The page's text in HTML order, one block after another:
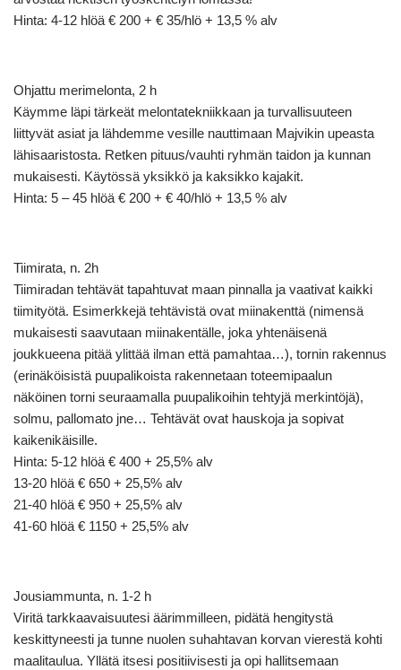
Hinta: 4-12 hlöä € 200 + € 35/hlö + 13,5 % alv
Ohjattu merimelonta, 2 h
Käymme läpi tärkeät melontatekniikkaan ja turvallisuuteen
liittyvät asiat ja lähdemme vesille nauttimaan Majvikin upeasta
lähisaaristosta. Retken pituus/vauhti ryhmän taidon ja kunnan
mukaisesti. Käytössä yksikkö ja kaksikko kajakit.
Hinta: 5 – 45 hlöä € 200 + € 40/hlö + 13,5 % alv
Tiimirata, n. 2h
Tiimiradan tehtävät tapahtuvat maan pinnalla ja vaativat kaikki
tiimityötä. Esimerkkejä tehtävistä ovat miinakenttä (nimensä
mukaisesti saavutaan miinakentälle, joka yhtenäisenä
joukkueena pitää ylittää ilman että pamahtaa…), tornin rakennus
(erinäköisistä puupalikoista rakennetaan toteemipaalun
näköinen torni seuraamalla puupalikoihin tehtyjä merkintöjä),
solmu, pallomato jne… Tehtävät ovat hauskoja ja sopivat
kaikenikäisille.
Hinta: 5-12 hlöä € 400 + 25,5% alv
13-20 hlöä € 650 + 25,5% alv
21-40 hlöä € 950 + 25,5% alv
41-60 hlöä € 1150 + 25,5% alv
Jousiammunta, n. 1-2 h
Viritä tarkkaavaisuutesi äärimmilleen, pidätä hengitystä
keskittyneesti ja tunne nuolen suhahtavan korvan vierestä kohti
maalitaulua. Yllätä itsesi positiivisesti ja opi hallitsemaan